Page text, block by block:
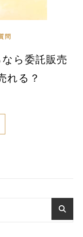
問
ら委託販売
れる？